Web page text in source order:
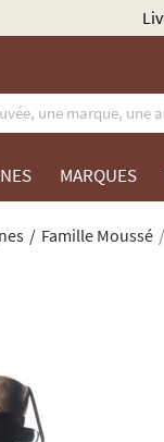
MARQUES
Famille Moussé